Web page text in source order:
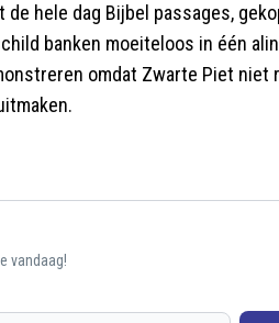
hele dag Bijbel passages,
banken moeiteloos in één
omdat Zwarte Piet niet
vandaag!